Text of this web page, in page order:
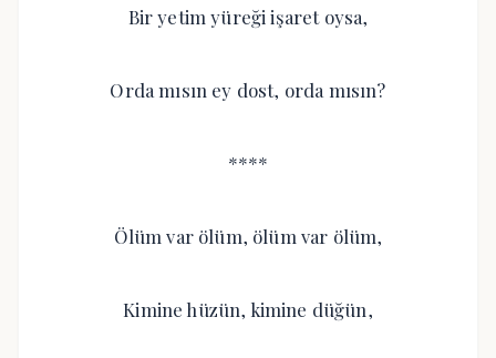
Bir yetim yüreği işaret oysa,
Orda mısın ey dost, orda mısın?
****
Ölüm var ölüm, ölüm var ölüm,
Kimine hüzün, kimine düğün,